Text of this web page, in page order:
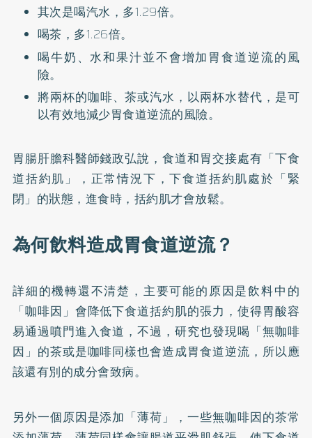
其次是喝汽水，多1.29倍。
喝茶，多1.26倍。
喝牛奶、水和果汁並不會增加胃食道逆流的風
險。
將兩杯的咖啡、茶或汽水，以兩杯水替代，是可
以有效地減少胃食道逆流的風險。
胃腸肝膽科醫師錢政弘說，食道和胃交接處有「下食
道括約肌」，正常情況下，下食道括約肌處於「緊
閉」的狀態，進食時，括約肌才會放鬆。
為何飲料造成胃食道逆流？
詳細的機轉還不清楚，主要可能的原因是飲料中的
「咖啡因」會降低下食道括約肌的張力，使得胃酸容
易通過噴門進入食道，不過，研究也發現喝「無咖啡
因」的茶或是咖啡同樣也會造成胃食道逆流，所以應
該還有別的成分會致病。
另外一個原因是添加「薄荷」，一些無咖啡因的茶常